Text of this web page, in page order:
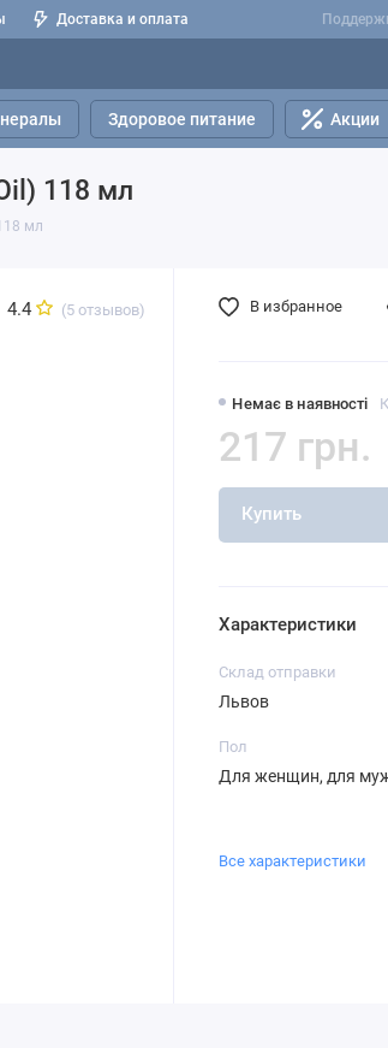
Доставка и оплата
Здоровое питание Акции
118 мл
мл
4.4 (5 отзывов)
Немає в наявності
217 грн.
Купить
В избранное
Характеристики
Склад отправки
Львов
Пол
Для женщин, для
Все характеристики